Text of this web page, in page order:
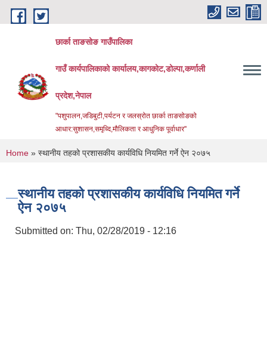
Skip to main content
छार्का ताङसोङ गाउँपालिका
गाउँ कार्यपालिकाको कार्यालय,कागकोट,डोल्पा,कर्णाली
प्रदेश,नेपाल
"पशुपालन,जडिबुटी,पर्यटन र जलस्रोत छार्का ताङसोङको
आधार:सुशासन,समृध्दि,मौलिकता र आधुनिक पूर्वाधार''
You are here
Home » स्थानीय तहको प्रशासकीय कार्यविधि नियमित गर्ने ऐन २०७५
स्थानीय तहको प्रशासकीय कार्यविधि नियमित गर्ने
ऐन २०७५
Submitted on: Thu, 02/28/2019 - 12:16